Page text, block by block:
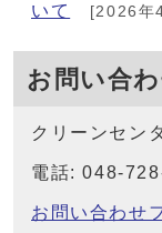
いて
[2026年
お問い合
クリーンセン
電話: 048-
お問い合わせ